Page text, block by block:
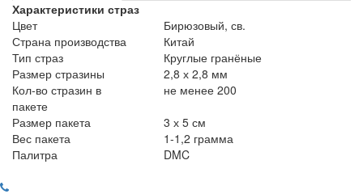
Характеристики страз
Цвет
Бирюзовый, св.
Страна производства
Китай
Тип страз
Круглые гранёные
Размер стразины
2,8 х 2,8 мм
Кол-во стразин в
пакете
не менее 200
Размер пакета
3 х 5 см
Вес пакета
1-1,2 грамма
Палитра
DMC